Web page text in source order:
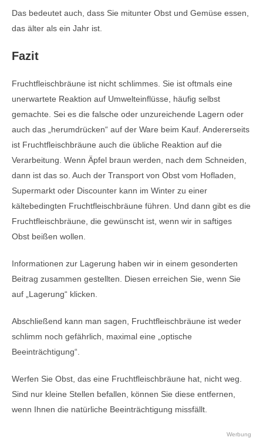
Das bedeutet auch, dass Sie mitunter Obst und Gemüse essen,
das älter als ein Jahr ist.
Fazit
Fruchtfleischbräune ist nicht schlimmes. Sie ist oftmals eine
unerwartete Reaktion auf Umwelteinflüsse, häufig selbst
gemachte. Sei es die falsche oder unzureichende Lagern oder
auch das „herumdrücken“ auf der Ware beim Kauf. Andererseits
ist Fruchtfleischbräune auch die übliche Reaktion auf die
Verarbeitung. Wenn Äpfel braun werden, nach dem Schneiden,
dann ist das so. Auch der Transport von Obst vom Hofladen,
Supermarkt oder Discounter kann im Winter zu einer
kältebedingten Fruchtfleischbräune führen. Und dann gibt es die
Fruchtfleischbräune, die gewünscht ist, wenn wir in saftiges
Obst beißen wollen.
Informationen zur Lagerung haben wir in einem gesonderten
Beitrag zusammen gestellten. Diesen erreichen Sie, wenn Sie
auf „Lagerung“ klicken.
Abschließend kann man sagen, Fruchtfleischbräune ist weder
schlimm noch gefährlich, maximal eine „optische
Beeinträchtigung“.
Werfen Sie Obst, das eine Fruchtfleischbräune hat, nicht weg.
Sind nur kleine Stellen befallen, können Sie diese entfernen,
wenn Ihnen die natürliche Beeinträchtigung missfällt.
Werbung